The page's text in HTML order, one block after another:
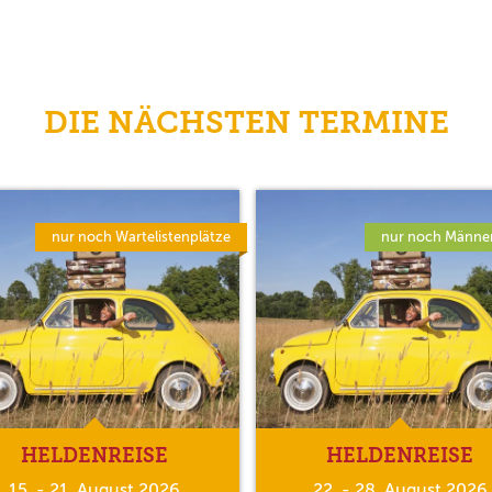
DIE NÄCHSTEN TERMINE
nur noch Wartelistenplätze
HELDENREISE
nur noch
HELDENREISE